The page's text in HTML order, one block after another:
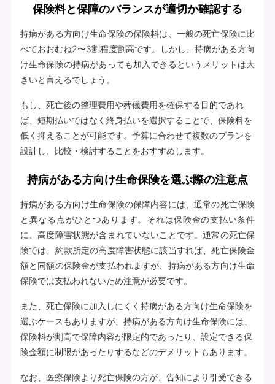
保険料と保障のバランスが適切か確認する
持病がある方向け生命保険の保険料は、一般の死亡保険に比
べておおむね2〜3割程度割高です。しかし、持病がある方向
け生命保険の持病があっても加入できるというメリットは大
きいと言えるでしょう。
もし、死亡後の整理費用や葬儀費用を確保する目的であれ
ば、短期払いではなく終身払いを選択することで、保険料を
低く抑えることが可能です。予算に合わせて複数のプランを
設計し、比較・検討することをおすすめします。
持病がある方向け生命保険を選ぶ際の注意点
持病がある方向け生命保険の保障内容には、通常の死亡保険
と異なる点がひとつあります。それは保険金の支払い条件
に、高度障害状態が含まれていないことです。通常の死亡保
険では、約款所定の高度障害状態に該当すれば、死亡保険金
額と同額の保険金が支払われますが、持病がある方向け生命
保険では支払われないため注意が必要です。
また、死亡保険に加入しにくく持病がある方向け生命保険を
選ぶケースもありますが、持病がある方向け生命保険には、
保険料が割高で保障内容が限定的であったり、設定できる保
険金額に制限があったりするなどのデメリットもあります。
なお、医療保険より死亡保険の方が、告知により引受できる